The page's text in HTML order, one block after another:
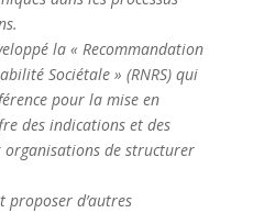
la « Recommandation
Sociétale » (RNRS) qui
pour la mise en
des indications et des
de structurer
proposer d’autres